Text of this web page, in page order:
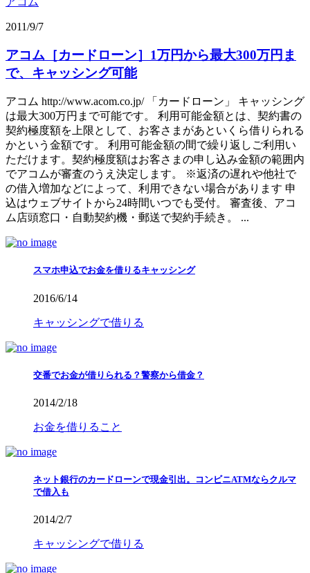
2011/9/7
アコム［カードローン］1万円から最大300万円ま
で、キャッシング可能
アコム http://www.acom.co.jp/ 「カードローン」 キャッシング
は最大300万円まで可能です。 利用可能金額とは、契約書の
契約極度額を上限として、お客さまがあといくら借りられる
かという金額です。 利用可能金額の間で繰り返しご利用い
ただけます。契約極度額はお客さまの申し込み金額の範囲内
でアコムが審査のうえ決定します。 ※返済の遅れや他社で
の借入増加などによって、利用できない場合があります 申
込はウェブサイトから24時間いつでも受付。 審査後、アコ
ム店頭窓口・自動契約機・郵送で契約手続き。 ...
スマホ申込でお金を借りるキャッシング
2016/6/14
キャッシングで借りる
交番でお金が借りられる？警察から借金？
2014/2/18
お金を借りること
ネット銀行のカードローンで現金引出。コンビニATMならクルマ
で借入も
2014/2/7
キャッシングで借りる